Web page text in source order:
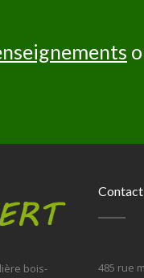
bois-
Contact
485 rue